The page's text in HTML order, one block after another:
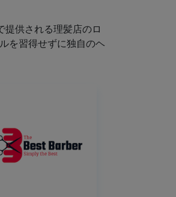
供される理髪店のロ
を習得せずに独自のヘ